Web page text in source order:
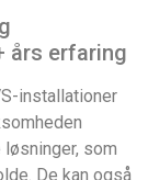
års erfaring
installationer
som
De kan også